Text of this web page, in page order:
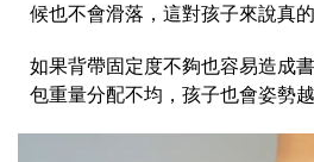
候也不會滑落，這對孩子來說真
如果背帶固定度不夠也容易造成
包重量分配不均，孩子也會姿勢